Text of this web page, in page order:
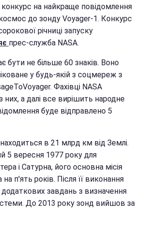
на найкраще повідомлення
до зонду Voyager-1. Конкурс
річниці запуску
прес-служба NASA.
бути не більше 60 знаків. Воно
у будь-якій з соцмереж з
Фахівці NASA
них, а далі все вирішить народне
буде відправлено 5
в 21 млрд км від Землі.
5 вересня 1977 року для
і Сатурна, його основна місія
п'ять років. Після її виконання
завдань з визначення
До 2013 року зонд вийшов за